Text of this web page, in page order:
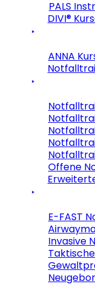
PALS
DIVI®
ANNA
Offene
E-FAST
Invasive